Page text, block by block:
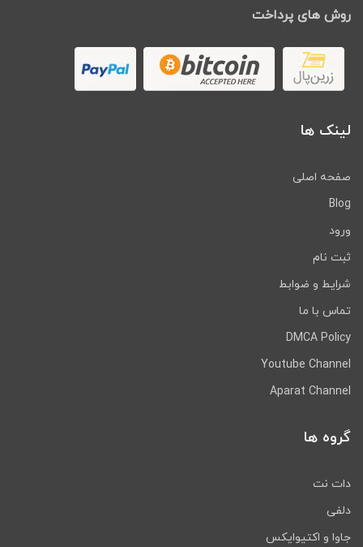
روش های پرداخت
لینک ها
صفحه اصلی
Blog
ورود
ثبت نام
شرایط و ضوابط
تماس با ما
DMCA Policy
Youtube Channel
Aparat Channel
گروه ها
دات نت
دلفی
جاوا و اکتیوایکس